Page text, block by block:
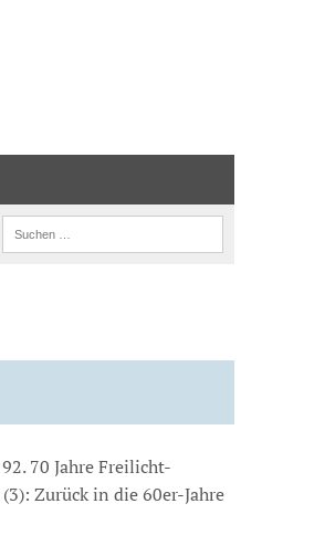
70 Jahre Freilicht-
Zurück in die 60er-Jahre